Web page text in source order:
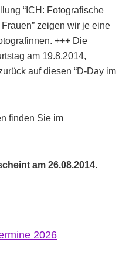
“ICH: Fotografische
zeigen wir je eine
+++ Die
am 19.8.2014,
auf diesen “D-Day im
finden Sie im
am 26.08.2014.
2026